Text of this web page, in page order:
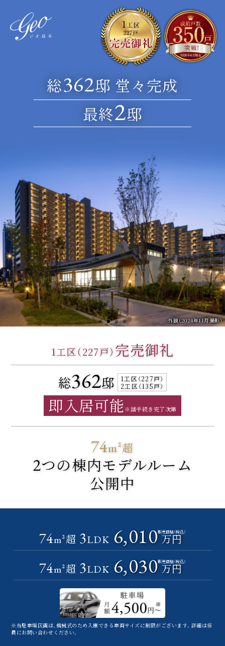
総362邸 堂々完成
最終2邸
外観（2025年9月撮影）
総362邸 堂々完成
最終2邸
外観（2024年11月撮影）
総362邸 堂々完成
最終2邸
エントランスホール
（2024年11月撮影）
総362邸 堂々完成
最終2邸
コリドー（2025年8月撮影）
1工区（227戸） 完売御礼
総362邸
1工区（227戸）
2工区（135戸）
即入居可能※諸手続き完了次第
74m²超
2つの棟内モデルルーム
公開中
74m²超 3LDK 6,010販売価格（税込）
万円
74m²超 3LDK 6,030販売価格（税込）
万円
※当駐車場区画は、機械式のため入庫できる車両サイズに制限がございます。 詳細は係
員にお問い合わせください。